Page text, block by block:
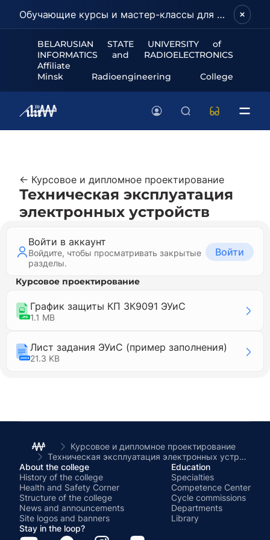
Обучающие курсы и мастер-классы для школьников и абитуриентов!
BELARUSIAN STATE UNIVERSITY of
INFORMATICS and RADIOELECTRONICS
Affiliate
Minsk Radioengineering College
← Курсовое и дипломное проектирование
Техническая эксплуатация
электронных устройств
Войти в аккаунт
Войдите, чтобы просматривать закрытые
разделы.
Войти
Курсовое проектирование
График защиты КП 3К9091 ЭУиС
1.1 MB
Лист задания ЭУиС (пример заполнения)
21.3 KB
Курсовое и дипломное проектирование
Техническая эксплуатация электронных устройств
About the college
History of the college
Health and Safety Corner
Structure of the college
News and announcements
Site logos and banners
Education
Specialties
Competence Center
Cycle commissions
Departments
Library
Stay in the loop?